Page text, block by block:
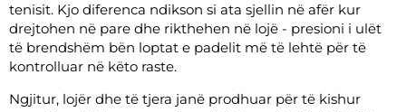
tenisit. Kjo diferenca ndikson si ata sjellin në afër kur
drejtohen në pare dhe rikthehen në lojë - presioni i ulët
të brendshëm bën loptat e padelit më të lehtë për të
kontrolluar në këto raste.
Ngjitur, lojër dhe të tjera janë prodhuar për të kishur